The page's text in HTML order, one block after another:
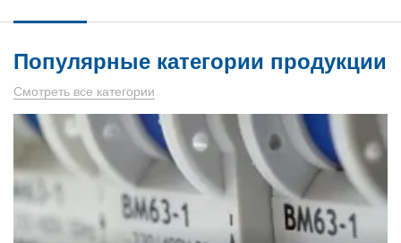
Популярные категории продукции
Смотреть все категории